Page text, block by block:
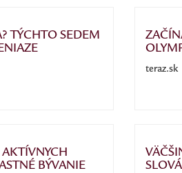
TÝCHTO SEDEM
teraz.sk
BÝVANIE